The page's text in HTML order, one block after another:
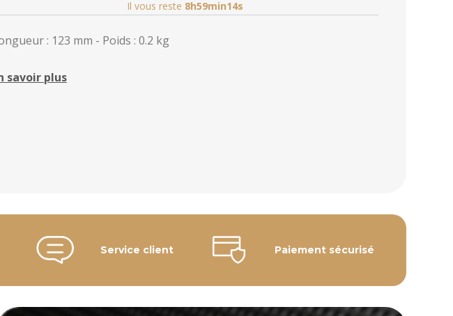
Il vous reste 8h59min13s
: 123 mm - Poids : 0.2 kg
savoir plus
Service client Paiement sécurisé